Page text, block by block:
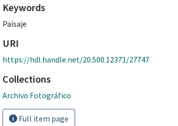
Keywords
Paisaje
URI
https://hdl.handle.net/20.500.12371/27747
Collections
Archivo Fotográfico
Full item page